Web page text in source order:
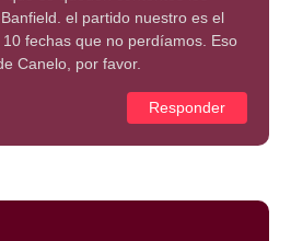
el partido nuestro es el
fechas que no perdíamos. Eso
Canelo, por favor.
Responder